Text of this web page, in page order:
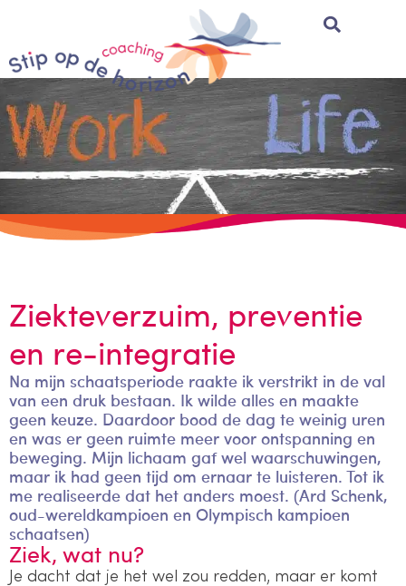
Ziekteverzuim, preventie
en re-integratie
Na mijn schaatsperiode raakte ik verstrikt in de val
van een druk bestaan. Ik wilde alles en maakte
geen keuze. Daardoor bood de dag te weinig uren
en was er geen ruimte meer voor ontspanning en
beweging. Mijn lichaam gaf wel waarschuwingen,
maar ik had geen tijd om ernaar te luisteren. Tot ik
me realiseerde dat het anders moest. (Ard Schenk,
oud-wereldkampioen en Olympisch kampioen
schaatsen)
Ziek, wat nu?
Je dacht dat je het wel zou redden, maar er komt